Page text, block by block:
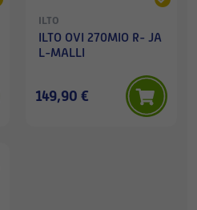
ILTO
ILTO OVI 270MIO R- JA
L-MALLI
149,90 €